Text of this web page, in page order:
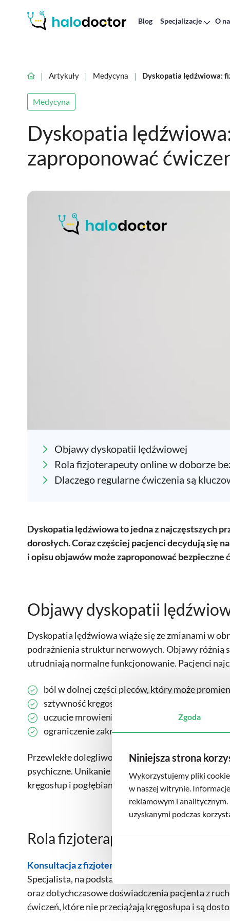
Blog Specjalizacje O
| Artykuły | Medycyna | Dyskopatia lędźwiowa:
Medycyna
Dyskopatia
zaproponować
Objawy dyskopatii lędźwiowej
Rola fizjoterapeuty online w doborze
Dlaczego regularne ćwiczenia są
Dyskopatia lędźwiowa to jedna z najczęstszych
dorosłych. Coraz częściej pacjenci decydują się
i opisu objawów może zaproponować
Objawy dyskopatii
Dyskopatia lędźwiowa wiąże się ze zmianami w
podrażnienia struktur nerwowych. Objawy różnią
utrudniają normalne funkcjonowanie. Pacjenci
ból w dolnej części pleców, który może
sztywność kręgosłupa nasilającą się po
uczucie mrowienia, drętwienia lub osłabienia
ograniczenie zakresu ruchu i trudności w
Przewlekłe dolegliwości bólowe często wpływają
psychiczne. Unikanie ruchu z obawy przed bólem
kręgosłup i pogłębiania problemu.
Rola fizjoterapeuty online w
Konsultacja z fizjoterapeutą online
Specjalista, na podstawie szczegółowego
oraz dotychczasowe doświadczenia pacjenta z
ćwiczeń, które nie przeciążają kręgosłupa i są
Zgoda
Niniejsza strona
Wykorzystujemy pliki
w naszej witrynie.
reklamowym i
uzyskanymi podczas